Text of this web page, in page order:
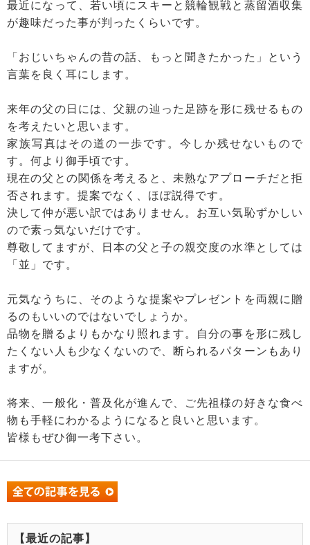
最近になって、若い頃にスキーと競輪観戦と蒸留酒収集
が趣味だった事が判ったくらいです。
「おじいちゃんの昔の話、もっと聞きたかった」という
言葉を良く耳にします。
来年の父の日には、父親の辿った足跡を形に残せるもの
を考えたいと思います。
家族写真はその道の一歩です。今しか残せないもので
す。何より御手頃です。
現在の父との関係を考えると、未熟なアプローチだと拒
否されます。提案でなく、ほぼ説得です。
決して仲が悪い訳ではありません。お互い気恥ずかしい
ので素っ気ないだけです。
尊敬してますが、日本の父と子の親交度の水準としては
「並」です。
元気なうちに、そのような提案やプレゼントを両親に贈
るのもいいのではないでしょうか。
品物を贈るよりもかなり照れます。自分の事を形に残し
たくない人も少なくないので、断られるパターンもあり
ますが。
将来、一般化・普及化が進んで、ご先祖様の好きな食べ
物も手軽にわかるようになると良いと思います。
皆様もぜひ御一考下さい。
【最近の記事】